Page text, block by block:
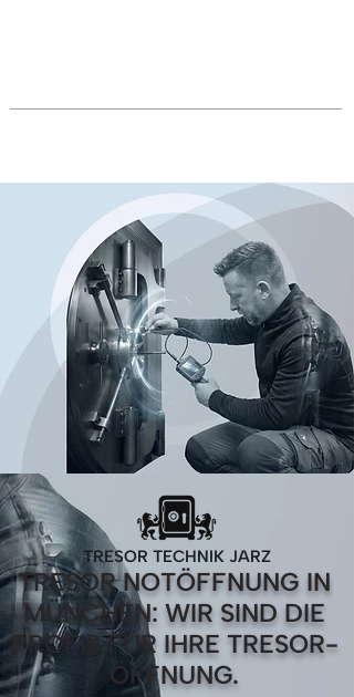
TRESOR NOTÖFFNUNG IN
MÜNCHEN: WIR SIND DIE
PROFIS FÜR IHRE TRESOR-
ÖFFNUNG.
TRESOR TECHNIK JARZ